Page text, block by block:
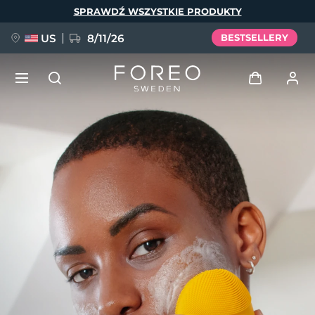
SPRAWDŹ WSZYSTKIE PRODUKTY
US 8/11/26 BESTSELLERY
Profil użytkownika
Moje urządzenia
Moje zamówienia
Moje adresy
Moje subskrypcje
NOWOŚĆ
FAQ™ Pure Beauty-Tech Elixir
BREAKING NEWS
issa™ Teeth Whitening Set
Język
English Deutsch
Español
Français
Italiano
Português
Svenska
Русский
Türkçe
简体中文 繁體中文